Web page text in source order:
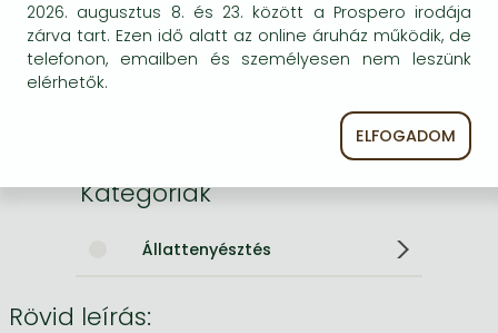
Kötéstípus
Keménykötés
Terjedelem
oldal
Méret
xx0 mm
Kategóriák
Állattenyésztés
Rövid leírás:
2026. augusztus 8. és 23. között a Prospero irodája
zárva tart. Ezen idő alatt az online áruház működik, de
telefonon, emailben és személyesen nem leszünk
elérhetők.
ELFOGADOM